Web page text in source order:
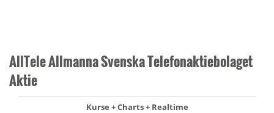
AllTele Allmanna Svenska Telefonaktiebolaget
Aktie
Kurse + Charts + Realtime